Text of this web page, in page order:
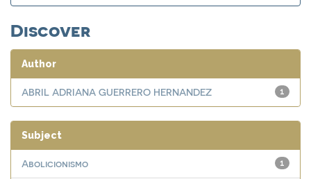
Discover
Author
1
ABRIL ADRIANA GUERRERO HERNANDEZ
Subject
1
Abolicionismo